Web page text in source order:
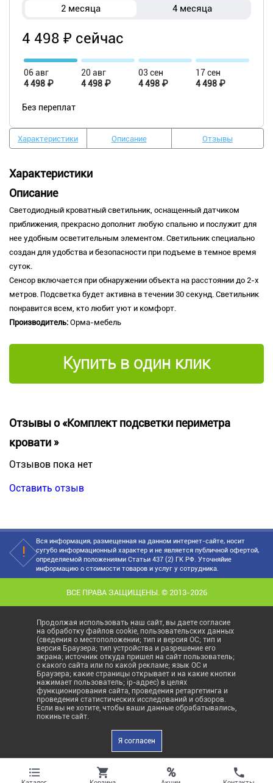
2 месяца 4 месяца
4 498 ₽ сейчас
06 авг
4 498 ₽
20 авг
4 498 ₽
03 сен
4 498 ₽
17 сен
4 498 ₽
Без переплат
Характеристики Описание Отзывы
Характеристики
Описание
Светодиодный кроватный светильник, оснащенный датчиком
приближения, прекрасно дополнит любую спальню и послужит для
нее удобным осветительным элементом. Светильник специально
создан для удобства и безопасности при подъеме в темное время
суток.
Сенсор включается при обнаружении объекта на расстоянии до 2-х
метров. Подсветка будет активна в течении 30 секунд. Светильник
понравится всем, кто любит уют и комфорт.
Производитель: Орма-мебель
Купить в один клик
Отзывы о «Комплект подсветки периметра
кровати »
Отзывов пока нет
Оставить отзыв
Вся информация, размещенная на данном интернет-сайте, носит
сугубо информационный характер и не является публичной офертой,
определяемой положениями Статьи 437 (2) ГК РФ. Уточняйие
информацию о стоимости товаров и услуг у сотрудника.
ВСЕ ПРАВА ЗАЩИЩЕНЫ. © 2013-2026
Продолжая использовать наш сайт, вы даете согласие
на обработку файлов cookie, пользовательских данных
(сведения о местоположении; тип и версия ОС; тип и
версия Браузера; тип устройства и разрешение его
экрана; источник откуда пришел на сайт пользователь;
с какого сайта или по какой рекламе; язык ОС и
Браузера; какие страницы открывает и на какие кнопки
нажимает пользователь; ip-адрес) в целях
функционирования сайта, проведения ретаргетинга и
проведения статистических исследований и обзоров.
Если вы не хотите, чтобы ваши данные обрабатывались,
покиньте сайт.
Я согласен
%